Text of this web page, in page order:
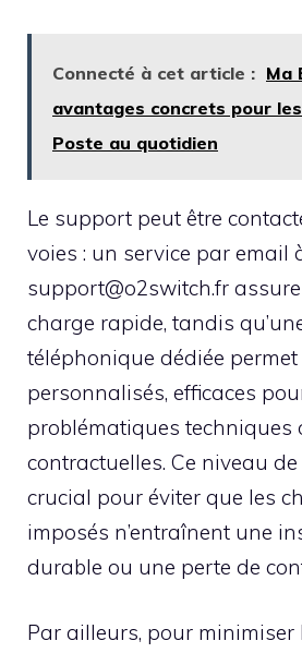
Connecté à cet article : Ma
avantages concrets pour
Poste au quotidien
Le support peut être
voies : un service par email
support@o2switch.fr
charge rapide, tandis
téléphonique dédiée
personnalisés, efficaces
problématiques techniques
contractuelles. Ce niveau
crucial pour éviter que les
imposés n’entraînent une
durable ou une perte de
Par ailleurs, pour minimiser